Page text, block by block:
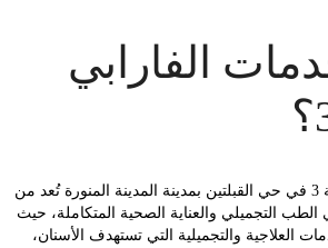
الفارابي
القبلتين بمدينة المدينة المنورةتُعد من
والعناية الصحية المتكاملة ، حيث
والتجميلية التي تستهدفالأسنان،